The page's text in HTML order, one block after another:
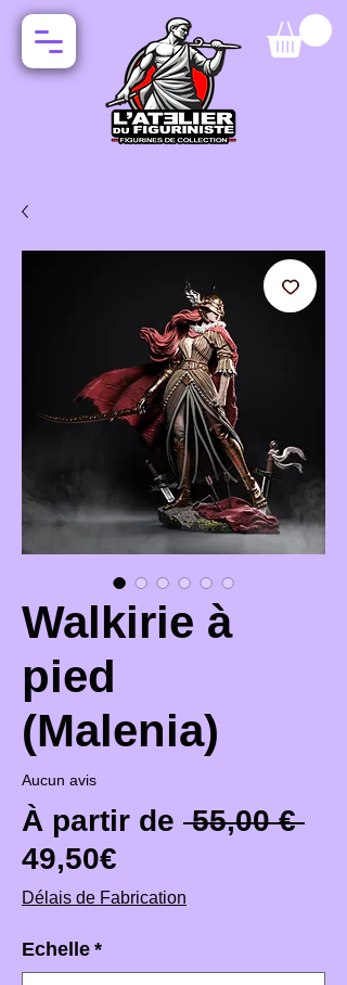
Walkirie à
pied
(Malenia)
Aucun avis
À partir de 55,00 €
49,50€
Délais de Fabrication
Echelle *